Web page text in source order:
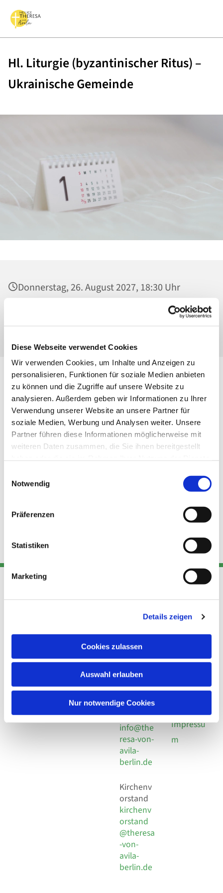
Diese Webseite verwendet Cookies
Wir verwenden Cookies, um Inhalte und Anzeigen zu
personalisieren, Funktionen für soziale Medien anbieten
zu können und die Zugriffe auf unsere Website zu
analysieren. Außerdem geben wir Informationen zu Ihrer
Verwendung unserer Website an unsere Partner für
soziale Medien, Werbung und Analysen weiter. Unsere
Partner führen diese Informationen möglicherweise mit
weiteren Daten zusammen, die Sie ihnen bereitgestellt
Notwendig
Präferenzen
Statistiken
Marketing
Details zeigen
Cookies zulassen
Auswahl erlauben
Nur notwendige Cookies
Hl. Liturgie (byzantinischer Ritus) –
Ukrainische Gemeinde
Donnerstag, 26. August 2027, 18:30 Uhr
Heilig Kreuz, Kirche, Malchower Weg 22-24,
13053 Berlin
Adresse
Kirchengemeinde Pfarrei
Hl. Theresa von Avila Berlin
Nordost
Leitender Pfarrer - Norbert
Pomplun
13086 Berlin
Kont
Telefon
+49 30
924 64 28
30 924 54
18
E-Mail
info@the
resa-von-
avila-
berlin.de
Kirchenv
orstand
kirchenv
orstand
@theresa
-von-
avila-
berlin.de
Links
Datensch
Datensch
Social
Impressu
m